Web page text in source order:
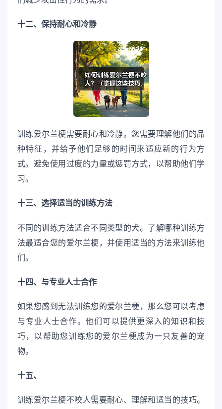
十二、保持耐心和冷静
训练爱尔兰梗需要耐心和冷静。您需要理解他们的品
种特征，并给予他们足够的时间来适应新的行为方
式。避免使用过度的力量或惩罚方式，以帮助他们学
习。
十三、选择适当的训练方法
不同的训练方法适合不同类型的犬。了解哪种训练方
法最适合您的爱尔兰梗，并使用适当的方法来训练他
们。
十四、与专业人士合作
如果您感到无法训练您的爱尔兰梗，那么您可以考虑
与专业人士合作。他们可以提供更深入的知识和技
巧，以帮助您训练您的爱尔兰梗成为一只友善的宠
物。
十五、
训练爱尔兰梗不咬人需要耐心、理解和适当的技巧。